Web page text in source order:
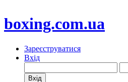
boxing.com.ua
Зареєструватися
Вхід